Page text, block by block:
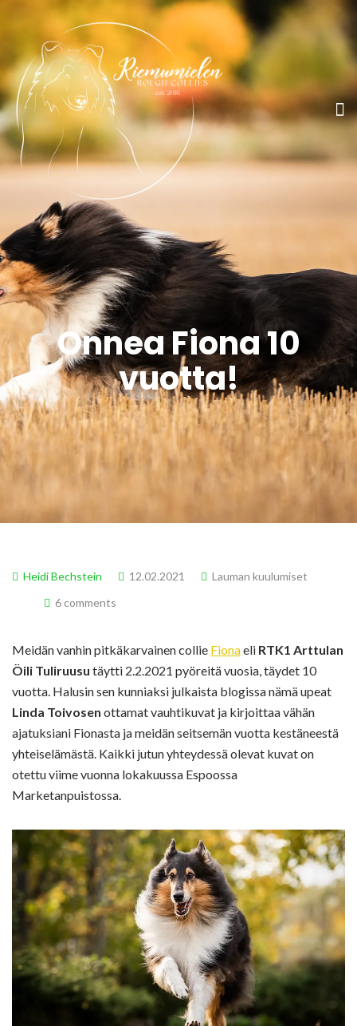
Onnea Fiona 10
vuotta!
Heidi Bechstein 12.02.2021
Lauman kuulumiset
6 comments
Meidän vanhin pitkäkarvainen collie Fionaeli RTK1 Arttulan
Öili Tuliruusu täytti 2.2.2021 pyöreitä vuosia, täydet 10
vuotta. Halusin sen kunniaksi julkaista blogissa nämä upeat
Linda Toivosen ottamat vauhtikuvat ja kirjoittaa vähän
ajatuksiani Fionasta ja meidän seitsemän vuotta kestäneestä
yhteiselämästä. Kaikki jutun yhteydessä olevat kuvat on
otettu viime vuonna lokakuussa Espoossa
Marketanpuistossa.